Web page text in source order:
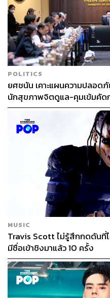
POLITICS
ยศชนัน เคาะแผนความปลอด
นักสุขภาพจิตดูแล-คุมเข้มคั
MUSIC
Travis Scott ไม่รู้สึกกดดันที่
มีชื่อเข้าชิงมาแล้ว 10 ครั้ง